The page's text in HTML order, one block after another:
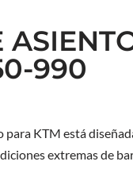
990
KTM está
extremas de